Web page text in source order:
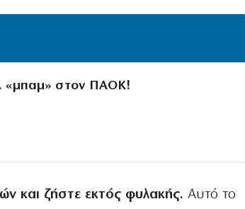
«μπαμ» στον ΠΑΟΚ!
και ζήστε εκτός φυλακής. Αυτό το